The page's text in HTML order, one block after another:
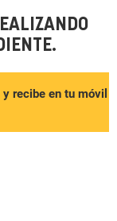
recibe en tu móvil